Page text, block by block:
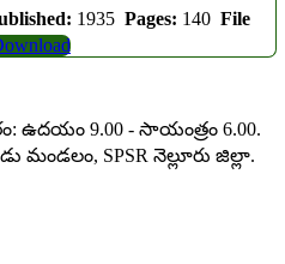
1935 Pages: 140 File
ఉదయం 9.00 - సాయంత్రం 6.00.
SPSR నెల్లూరు జిల్లా.